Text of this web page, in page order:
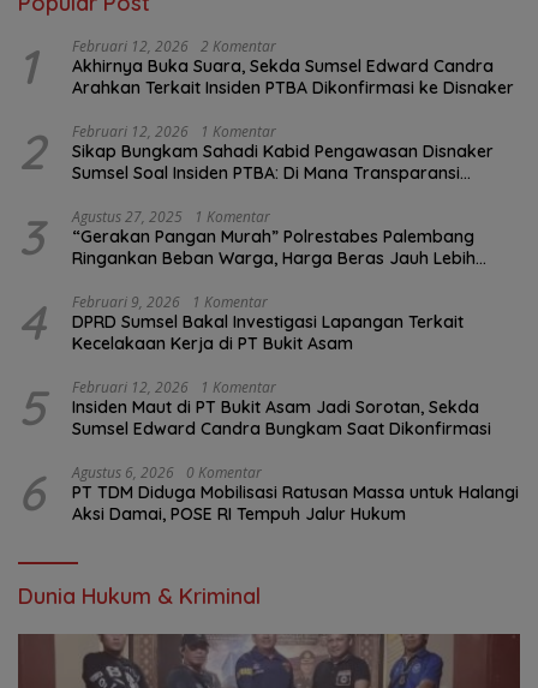
1 Februari 12, 2026 2 Komentar
Akhirnya Buka Suara, Sekda Sumsel Edward Candra
Arahkan Terkait Insiden PTBA Dikonfirmasi ke Disnaker
2 Februari 12, 2026 1 Komentar
Sikap Bungkam Sahadi Kabid Pengawasan Disnaker
Sumsel Soal Insiden PTBA: Di Mana Transparansi
3 Agustus 27, 2025 1 Komentar
“Gerakan Pangan Murah” Polrestabes Palembang
Ringankan Beban Warga, Harga Beras Jauh Lebih
4 Februari 9, 2026 1 Komentar
DPRD Sumsel Bakal Investigasi Lapangan Terkait
Kecelakaan Kerja di PT Bukit Asam
5 Februari 12, 2026 1 Komentar
Insiden Maut di PT Bukit Asam Jadi Sorotan, Sekda
Sumsel Edward Candra Bungkam Saat Dikonfirmasi
6 Agustus 6, 2026 0 Komentar
PT TDM Diduga Mobilisasi Ratusan Massa untuk Halangi
Aksi Damai, POSE RI Tempuh Jalur Hukum
Dunia Hukum & Kriminal